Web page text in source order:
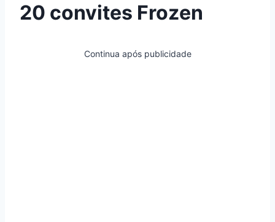
20 convites Frozen
Continua após publicidade